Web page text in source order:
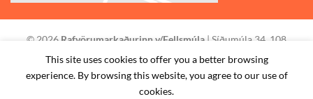
© 2026 Rafvörumarkaðurinn v/Fellsmúla | Síðumúla 34, 108
Reykjavík | S: 585-2888 |
STAÐSETNING HAFA SAMBAND SKILMÁLAR
This site uses cookies to offer you a better browsing
experience. By browsing this website, you agree to our use of
cookies.